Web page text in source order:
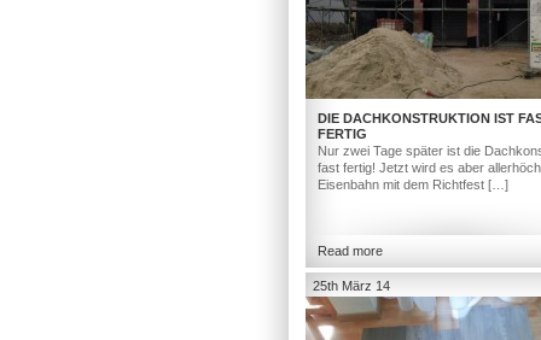
DIE DACHKONSTRUKTION IST
FERTIG
Nur zwei Tage später ist die
fast fertig! Jetzt wird es aber
Eisenbahn mit dem Richtfest […]
Read more
25th März 14